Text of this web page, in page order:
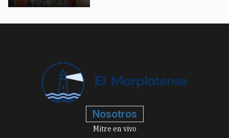
Nosotros
Mitre en vivo